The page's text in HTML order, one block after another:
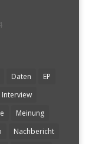
Daten
EP
Interview
Meinung
Nachbericht